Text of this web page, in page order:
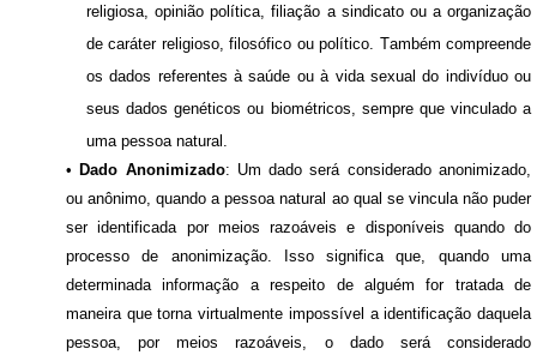
religiosa, opinião política, filiação a sindicato ou a organização
de caráter religioso, filosófico ou político. Também compreende
os dados referentes à saúde ou à vida sexual do indivíduo ou
seus dados genéticos ou biométricos, sempre que vinculado a
uma pessoa natural.
• Dado Anonimizado: Um dado será considerado anonimizado,
ou anônimo, quando a pessoa natural ao qual se vincula não puder
ser identificada por meios razoáveis e disponíveis quando do
processo de anonimização. Isso significa que, quando uma
determinada informação a respeito de alguém for tratada de
maneira que torna virtualmente impossível a identificação daquela
pessoa, por meios razoáveis, o dado será considerado